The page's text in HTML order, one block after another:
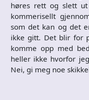
høres rett og slett
kommerisellt
som det kan og det
ikke gitt. Det blir for
komme opp med
heller ikke hvorfor
Nei, gi meg noe